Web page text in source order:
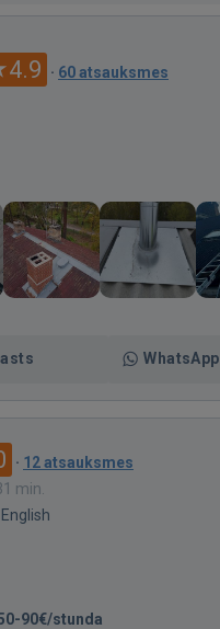
4.9 · 60 atsauksmes
WhatsApp
· 12 atsauksmes
min.
90€/stunda